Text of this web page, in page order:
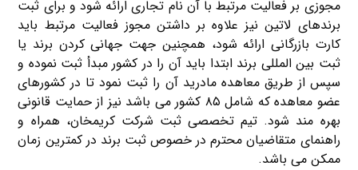
مجوزی بر فعالیت مرتبط با آن نام تجاری ارائه شود و برای ثبت
برندهای لاتین نیز علاوه بر داشتن مجوز فعالیت مرتبط باید
کارت بازرگانی ارائه شود، همچنین جهت جهانی کردن برند یا
ثبت بین المللی برند ابتدا باید آن را در کشور مبدأ ثبت نموده و
سپس از طریق معاهده مادرید آن را ثبت نمود تا در کشورهای
عضو معاهده که شامل ۸۵ کشور می باشد نیز از حمایت قانونی
بهره مند شود. تیم تخصصی ثبت شرکت کریمخان، همراه و
راهنمای متقاضیان محترم در خصوص ثبت برند در کمترین زمان
ممکن می باشد.